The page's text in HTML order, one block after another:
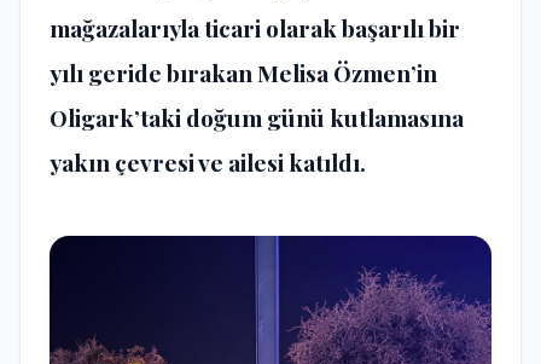
mağazalarıyla ticari olarak başarılı bir
yılı geride bırakan Melisa Özmen’in
Oligark’taki doğum günü kutlamasına
yakın çevresi ve ailesi katıldı.